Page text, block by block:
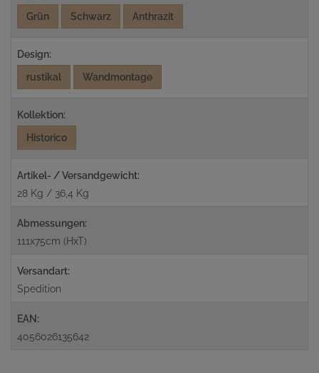
Grün
Schwarz Anthrazit
Design:
rustikal
Wandmontage
Kollektion:
Historico
Artikel- / Versandgewicht:
28 Kg / 36,4 Kg
Abmessungen:
111x75cm (HxT)
Versandart:
Spedition
EAN:
4056026135642